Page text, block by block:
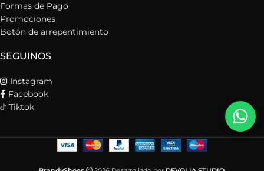
Formas de Pago
Promociones
Botón de arrepentimiento
SEGUINOS
Instagram
Facebook
Tiktok